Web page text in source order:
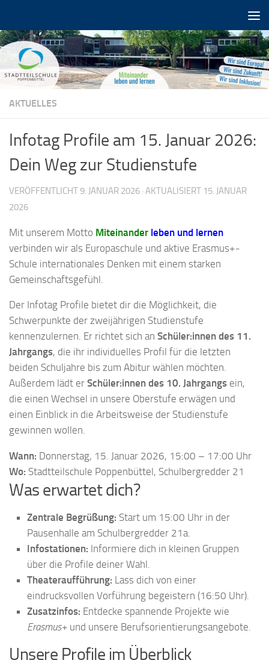
AKTUELLES
Infotag Profile am 15. Januar 2026:
Dein Weg zur Studienstufe
VERÖFFENTLICHT9. JANUAR 2026 · AKTUALISIERT 15. JANUAR
2026
Mit unserem Motto Miteinander leben und lernen
verbinden wir als Europaschule und aktive Erasmus+-
Schule internationales Denken mit einem starken
Gemeinschaftsgefühl.
Der Infotag Profile bietet dir die Möglichkeit, die
Schwerpunkte der zweijährigen Studienstufe
kennenzulernen. Er richtet sich an Schüler:innen des 11.
Jahrgangs, die ihr individuelles Profil für die letzten
beiden Schuljahre bis zum Abitur wählen möchten.
Außerdem lädt er Schüler:innen des 10. Jahrgangs ein,
die einen Wechsel in unsere Oberstufe erwägen und
einen Einblick in die Arbeitsweise der Studienstufe
gewinnen wollen.
Wann: Donnerstag, 15. Januar 2026, 15:00 – 17:00 Uhr
Wo: Stadtteilschule Poppenbüttel, Schulbergredder 21
Was erwartet dich?
Zentrale Begrüßung: Start um 15:00 Uhr in der
Pausenhalle am Schulbergredder 21a.
Infostationen: Informiere dich in kleinen Gruppen
über die Profile deiner Wahl.
Theateraufführung: Lass dich von einer
eindrucksvollen Vorführung begeistern (16:50 Uhr).
Zusatzinfos: Entdecke spannende Projekte wie
Erasmus+ und unsere Berufsorientierungsangebote.
Unsere Profile im Überblick